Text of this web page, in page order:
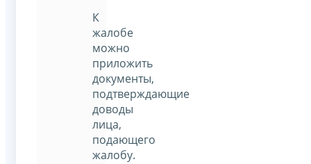
К
жалобе
можно
приложить
документы,
подтверждающие
доводы
лица,
подающего
жалобу.